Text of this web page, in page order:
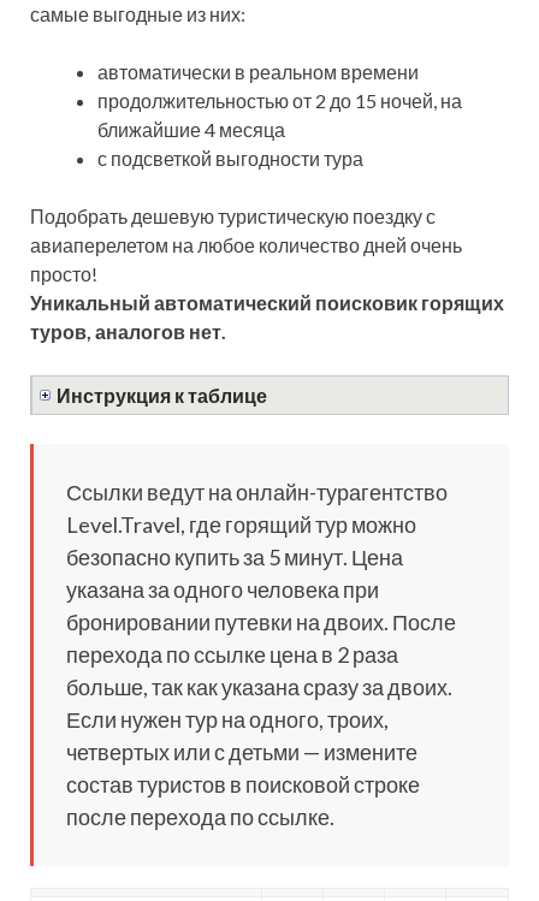
самые выгодные из них:
автоматически в реальном времени
продолжительностью от 2 до 15 ночей, на
ближайшие 4 месяца
с подсветкой выгодности тура
Подобрать дешевую туристическую поездку с
авиаперелетом на любое количество дней очень
просто!
Уникальный автоматический поисковик горящих
туров, аналогов нет.
Инструкция к таблице
Ссылки ведут на онлайн-турагентство
Level.Travel, где горящий тур можно
безопасно купить за 5 минут. Цена
указана за одного человека при
бронировании путевки на двоих. После
перехода по ссылке цена в 2 раза
больше, так как указана сразу за двоих.
Если нужен тур на одного, троих,
четвертых или с детьми — измените
состав туристов в поисковой строке
после перехода по ссылке.